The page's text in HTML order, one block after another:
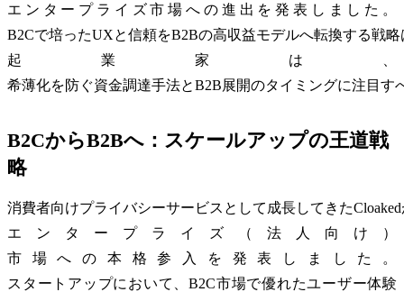
エンタープライズ市場への進出を発表しました。
B2Cで培ったUXと信頼をB2Bの高収益モデルへ転換する戦
起業家は、
希薄化を防ぐ資金調達手法とB2B展開のタイミングに注目す
B2CからB2Bへ：スケールアップの王道戦
略
消費者向けプライバシーサービスとして成長してきた
エンタープライズ（法人向け）
市場への本格参入を発表しました。
スタートアップにおいて、B2C市場で優れたユーザー体験